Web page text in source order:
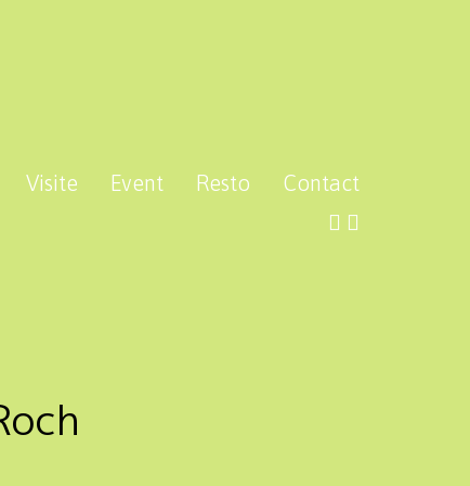
Visite Event Resto Contact